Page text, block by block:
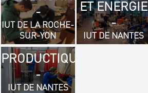
-
IUT DE LA ROCHE-
SUR-YON
ET ENERGIE
-
IUT DE NANTES
- GÉNIE
MÉCANIQUE
ET
PRODUCTIQUE
-
IUT DE NANTES